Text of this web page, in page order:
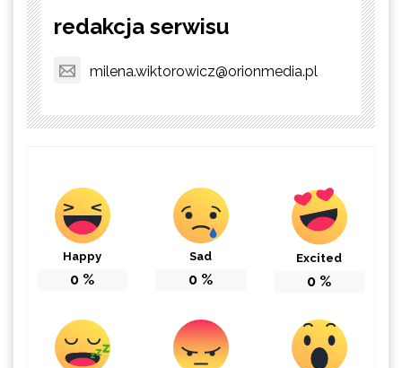
redakcja serwisu
milena.wiktorowicz@orionmedia.pl
Happy
0 %
Sad
0 %
Excited
0 %